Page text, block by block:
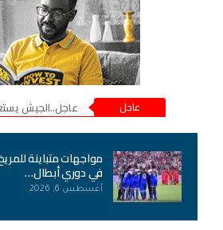
عاجل عاجل..الجيش
مواجهات متباينة
في دوري أبطال…
أغسطس 6, 2026